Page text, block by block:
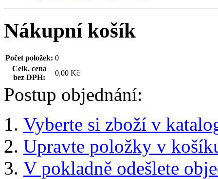
Nákupní košík
Počet položek: 0
Celk. cena
bez DPH:
0,00 Kč
Postup objednání:
Vyberte si zboží v
Upravte položky v
V pokladně odešlete